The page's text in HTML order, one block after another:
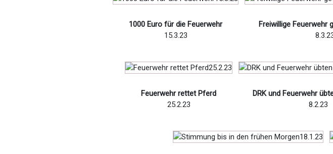
1000 Euro für die Feuerwehr
15.3.23
Freiwillige Feuerwehr
Feuerwehr rettet Pferd
25.2.23
DRK und Feuerwehr
8.2.23